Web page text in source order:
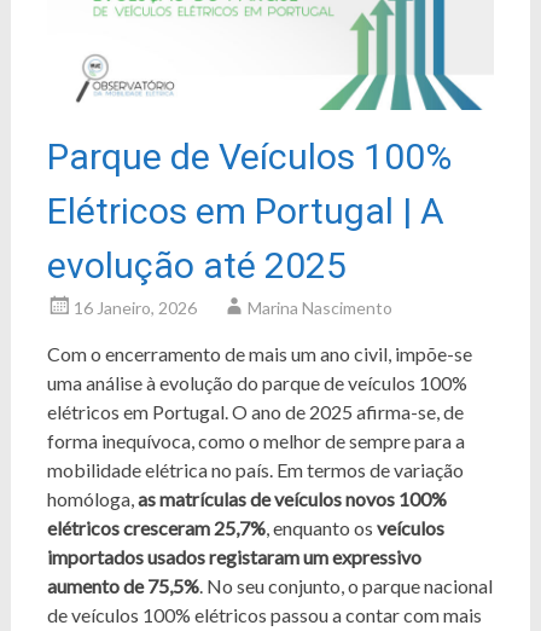
Parque de Veículos 100%
Elétricos em Portugal | A
evolução até 2025
16 Janeiro, 2026 Marina Nascimento
Com o encerramento de mais um ano civil, impõe-se
uma análise à evolução do parque de veículos 100%
elétricos em Portugal. O ano de 2025 afirma-se, de
forma inequívoca, como o melhor de sempre para a
mobilidade elétrica no país. Em termos de variação
homóloga,as matrículas de veículos novos 100%
elétricos cresceram 25,7%, enquanto os veículos
importados usados registaram um expressivo
aumento de 75,5%. No seu conjunto, o parque nacional
de veículos 100% elétricos passou a contar com mais